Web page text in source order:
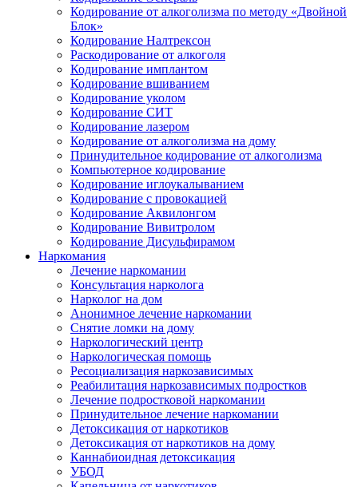
Кодирование от алкоголизма по методу «Двойной
Блок»
Кодирование Налтрексон
Раскодирование от алкоголя
Кодирование имплантом
Кодирование вшиванием
Кодирование уколом
Кодирование СИТ
Кодирование лазером
Кодирование от алкоголизма на дому
Принудительное кодирование от алкоголизма
Компьютерное кодирование
Кодирование иглоукалыванием
Кодирование с провокацией
Кодирование Аквилонгом
Кодирование Вивитролом
Кодирование Дисульфирамом
Наркомания
Лечение наркомании
Консультация нарколога
Нарколог на дом
Анонимное лечение наркомании
Снятие ломки на дому
Наркологический центр
Наркологическая помощь
Ресоциализация наркозависимых
Реабилитация наркозависимых подростков
Лечение подростковой наркомании
Принудительное лечение наркомании
Детоксикация от наркотиков
Детоксикация от наркотиков на дому
Каннабиоидная детоксикация
УБОД